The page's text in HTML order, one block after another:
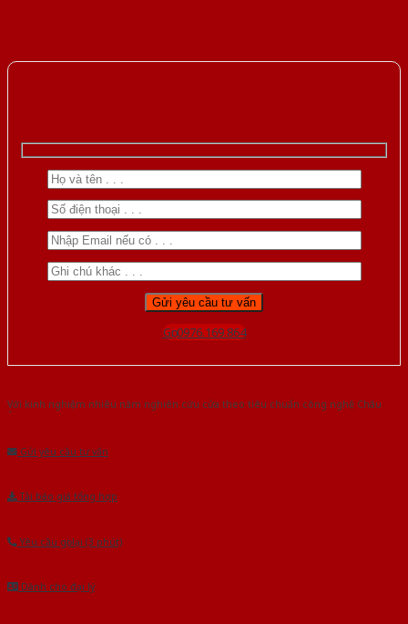
Gọi 0976.169.864
Với kinh nghiệm nhiêu năm nghiên cứu cửa theo tiêu chuẩn công nghệ Châu
Gửi yêu cầu tư vấn
Tải báo giá tổng hợp
Yêu cầu gọi lại (3 phút)
Dành cho đại lý